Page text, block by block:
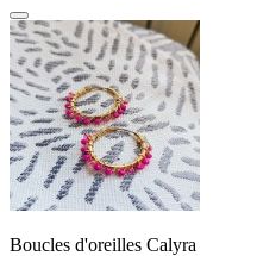
Boucles d'oreilles Calyra